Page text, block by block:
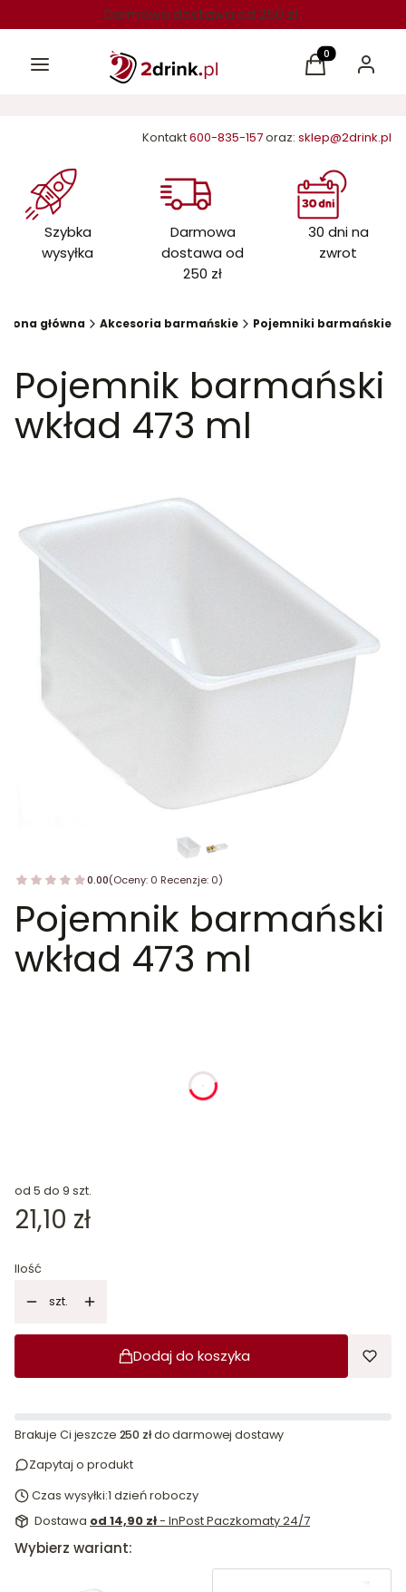
Darmowa dostawa od 250 zł
Menu Produkty w
Koszyk Zaloguj
Kontakt600-835-157oraz: sklep@2drink.pl
Szybka
wysyłka
Darmowa
dostawa od
250 zł
30 dni na
zwrot
główna Akcesoria barmańskie Pojemniki barmańskie
Pojemnik barmański
wkład 473 ml
0.00(Oceny: 0 Recenzje: 0)
Pojemnik barmański
wkład 473 ml
od 5 do 9 szt.
Cena
21,10 zł
Ilość
szt.
Dodaj do koszyka
Brakuje Ci jeszcze 250 złdo darmowej dostawy
Zapytaj o produkt
Czas wysyłki:1 dzień roboczy
Dostawa od 14,90 zł- InPost Paczkomaty 24/7
Wybierz wariant: